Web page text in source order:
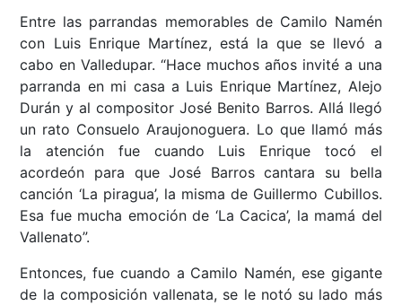
Entre las parrandas memorables de Camilo Namén
con Luis Enrique Martínez, está la que se llevó a
cabo en Valledupar. “Hace muchos años invité a una
parranda en mi casa a Luis Enrique Martínez, Alejo
Durán y al compositor José Benito Barros. Allá llegó
un rato Consuelo Araujonoguera. Lo que llamó más
la atención fue cuando Luis Enrique tocó el
acordeón para que José Barros cantara su bella
canción ‘La piragua’, la misma de Guillermo Cubillos.
Esa fue mucha emoción de ‘La Cacica’, la mamá del
Vallenato”.
Entonces, fue cuando a Camilo Namén, ese gigante
de la composición vallenata, se le notó su lado más